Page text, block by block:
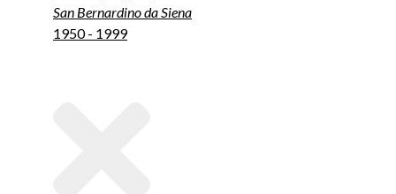
San Bernardino da Siena
1950 - 1999